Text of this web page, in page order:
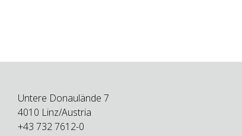
Untere Donaulände 7
4010 Linz/Austria
+43 732 7612-0